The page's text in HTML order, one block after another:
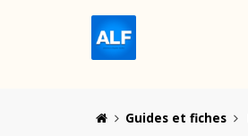
Guides et fiches